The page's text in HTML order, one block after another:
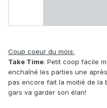
Coup coeur du mois:
Take Time: Petit coop facile
enchaîné les parties une
pas encore fait la moitié de la
gars va garder son élan!